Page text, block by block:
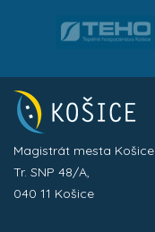
Magistrát mesta Košice
Tr. SNP 48/A,
040 11 Košice